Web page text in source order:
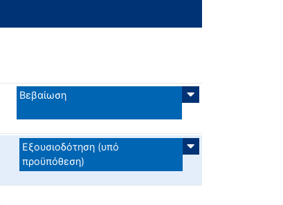
Βεβαίωση
Εξουσιοδότηση (υπό
προϋπόθεση)